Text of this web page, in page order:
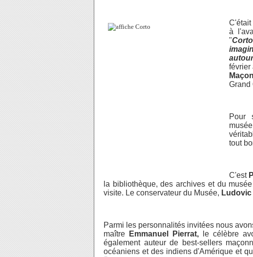
à
"
février
Grand
Pour
tout
C'est
la bibliothèque, des archives et du
visite. Le conservateur du Musée,
Parmi les personnalités invitées nous
maître
Emmanuel Pierrat,le célèbre
également auteur de best-sellers
océaniens et des indiens d'Amérique et